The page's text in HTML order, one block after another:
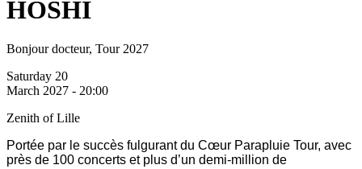
HOSHI
Bonjour docteur, Tour 2027
Saturday 20
March 2027 - 20:00
Zenith of Lille
Portée par le succès fulgurant du Cœur Parapluie Tour, avec
près de 100 concerts et plus d’un demi-million de